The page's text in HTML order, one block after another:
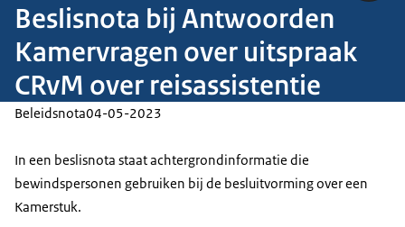
Beslisnota bij Antwoorden
Kamervragen over uitspraak
CRvM over reisassistentie
Beleidsnota04-05-2023
In een beslisnota staat achtergrondinformatie die
bewindspersonen gebruiken bij de besluitvorming over een
Kamerstuk.